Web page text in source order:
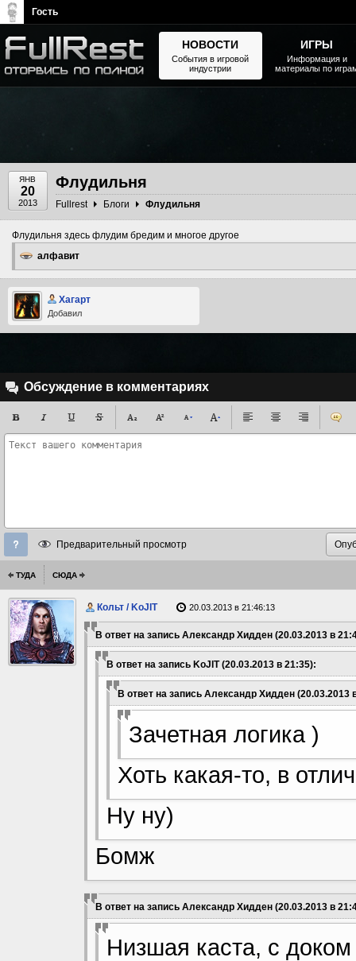
ЯНВ
20
2013
Флудильня
Fullrest Блоги Флудильня
Флудильня здесь флудим бредим и многое другое
алфавит
Хагарт
Добавил
Обсуждение в комментариях
Предварительный просмотр
ТУДА СЮДА
Кольт / KoJIT 20.03.2013 в 21:46:13
В ответ на запись Александр Хидден (20.03.2013 в
В ответ на запись KoJIT (20.03.2013 в 21:35):
В ответ на запись Александр Хидден (20.03.2013
Зачетная логика )
Хоть какая-то, в
Ну ну)
Бомж
В ответ на запись Александр Хидден (20.03.2013 в
Низшая каста, с
НОВОСТИ
События в игровой
индустрии
ИГРЫ
Информация и
материалы по
Гость